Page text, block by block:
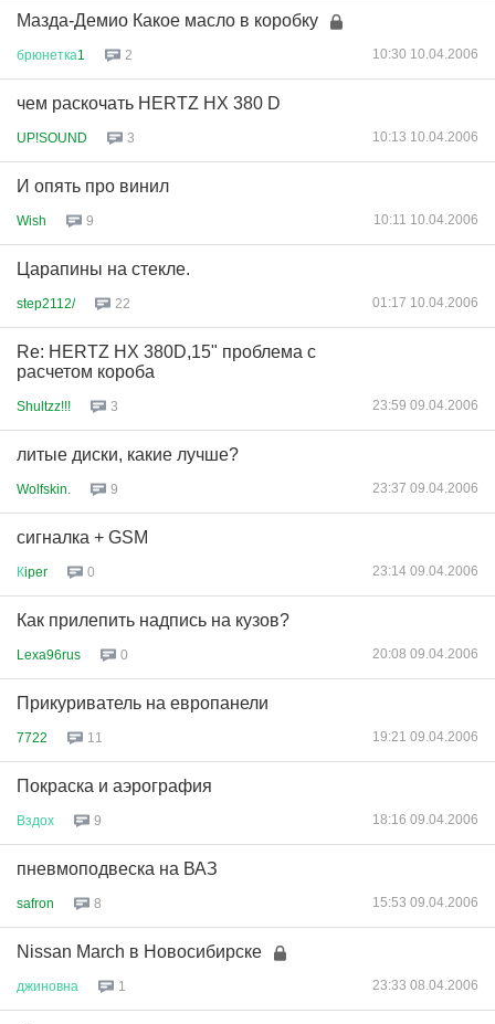
Мазда-Демио Какое масло в коробку
брюнетка1 2 10:30 10.04.2006
чем раскочать HERTZ HX 380 D
UP!SOUND 3 10:13 10.04.2006
И опять про винил
Wish 9 10:11 10.04.2006
Царапины на стекле.
step2112/ 22 01:17 10.04.2006
Re: HERTZ HX 380D,15" проблема с
расчетом короба
Shultzz!!! 3 23:59 09.04.2006
литые диски, какие лучше?
Wolfskin. 9 23:37 09.04.2006
сигналка + GSM
Кiper 0 23:14 09.04.2006
Как прилепить надпись на кузов?
Lexa96rus 0 20:08 09.04.2006
Прикуриватель на европанели
7722 11 19:21 09.04.2006
Покраска и аэрография
Вздох 9 18:16 09.04.2006
пневмоподвеска на ВАЗ
safron 8 15:53 09.04.2006
Nissan March в Новосибирске
джиновна 1 23:33 08.04.2006